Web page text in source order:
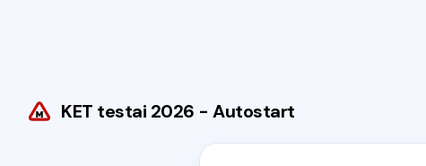
KET testai 2026 - Autostart